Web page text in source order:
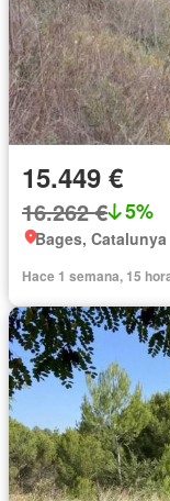
15.449 €
16.262 € 5%
Bages, Catalunya
Hace 1 semana, 15